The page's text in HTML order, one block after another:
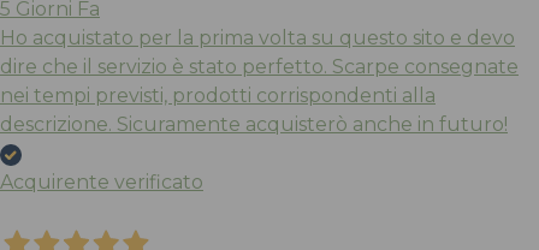
5 Giorni Fa
Ho acquistato per la prima volta su questo sito e devo
dire che il servizio è stato perfetto. Scarpe consegnate
nei tempi previsti, prodotti corrispondenti alla
descrizione. Sicuramente acquisterò anche in futuro!
Acquirente verificato